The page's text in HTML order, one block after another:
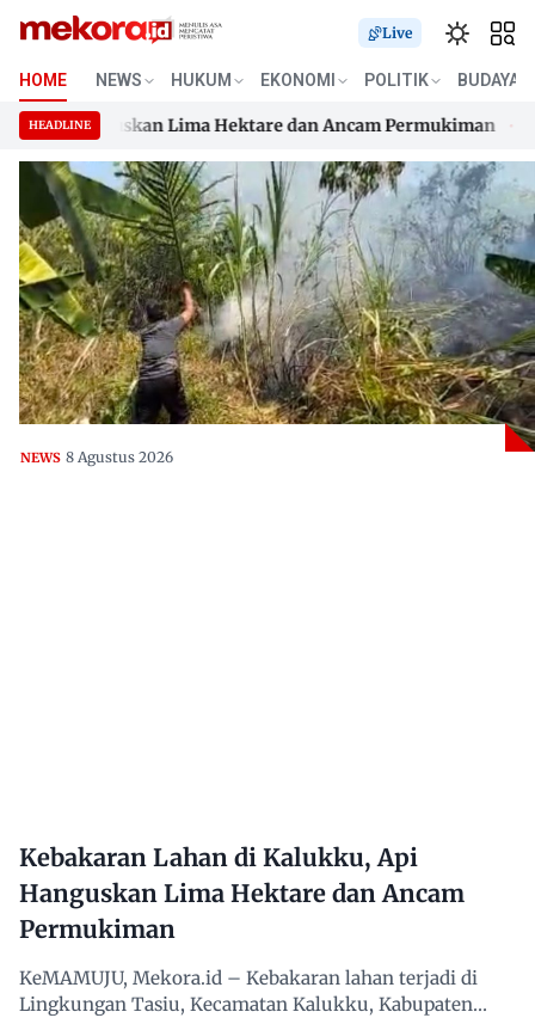
Skip
content
Live
HOME NEWS HUKUM EKONOMI POLITIK BUDAYA
HEADLINE
Hanguskan Lima Hektare dan Ancam Permukiman
Hanguskan Lima Hektare dan Ancam Permukiman
NEWS 8 Agustus 2026
Kebakaran Lahan di Kalukku, Api
Hanguskan Lima Hektare dan Ancam
Permukiman
KeMAMUJU, Mekora.id – Kebakaran lahan terjadi di
Lingkungan Tasiu, Kecamatan Kalukku, Kabupaten